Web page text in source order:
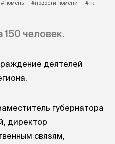
#Тюмень #новости Тюмени #тк
человек.
деятелей
губернатора
директор
связям,